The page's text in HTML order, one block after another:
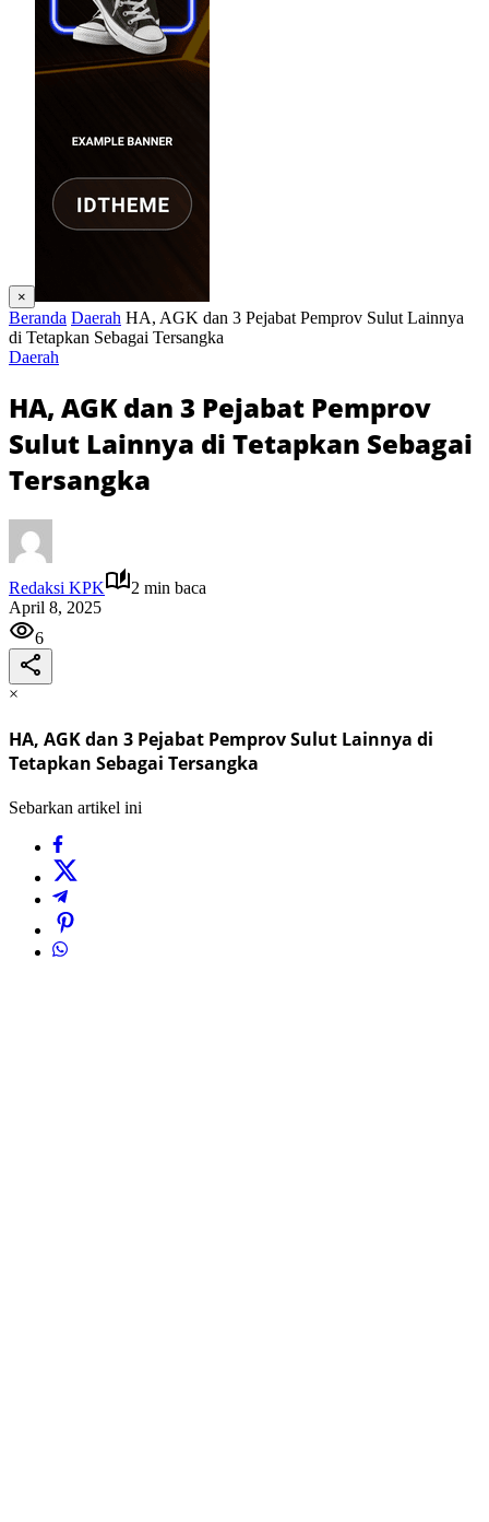
×
Beranda Daerah HA, AGK dan 3 Pejabat Pemprov Sulut Lainnya
di Tetapkan Sebagai Tersangka
Daerah
HA, AGK dan 3 Pejabat Pemprov
Sulut Lainnya di Tetapkan Sebagai
Tersangka
Redaksi KPK
2 min baca
April 8, 2025
6
×
HA, AGK dan 3 Pejabat Pemprov Sulut Lainnya di
Tetapkan Sebagai Tersangka
Sebarkan artikel ini